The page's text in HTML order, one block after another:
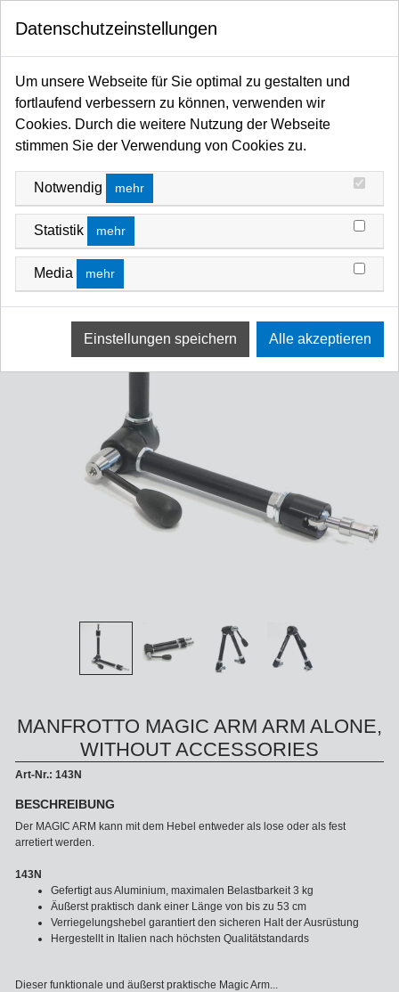
Startseite
Arme
Friction & Magic Arm
MANFROTTO MAGIC ARM ARM ALONE,
WITHOUT ACCESSORIES
Art-Nr.: 143N
BESCHREIBUNG
Der MAGIC ARM kann mit dem Hebel entweder als lose oder als fest
arretiert werden.
143N
Gefertigt aus Aluminium, maximalen Belastbarkeit 3 kg
Äußerst praktisch dank einer Länge von bis zu 53 cm
Verriegelungshebel garantiert den sicheren Halt der Ausrüstung
Hergestellt in Italien nach höchsten Qualitätstandards
Dieser funktionale und äußerst praktische Magic Arm...
Datenschutzeinstellungen
Um unsere Webseite für Sie optimal zu gestalten und
fortlaufend verbessern zu können, verwenden wir
Cookies. Durch die weitere Nutzung der Webseite
stimmen Sie der Verwendung von Cookies zu.
Notwendig mehr
Statistik mehr
Media mehr